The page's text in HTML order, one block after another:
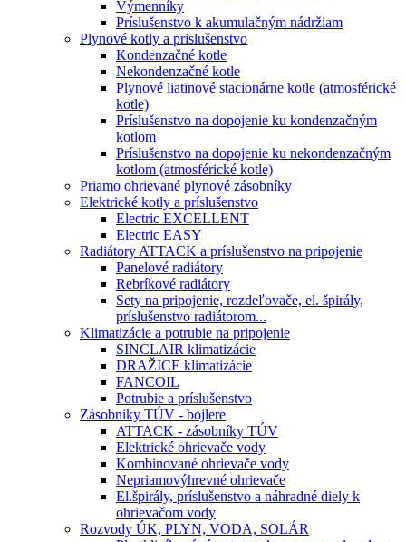
Výmenníky
Príslušenstvo k akumulačným nádržiam
Plynové kotly a prislušenstvo
Kondenzačné kotle
Nekondenzačné kotle
Plynové liatinové stacionárne kotle (atmosférické
kotle)
Príslušenstvo na dopojenie ku kondenzačným
kotlom
Príslušenstvo na dopojenie ku nekondenzačným
kotlom (atmosférické kotle)
Priamo ohrievané plynové zásobníky
Elektrické kotly a príslušenstvo
Electric EXCELLENT
Electric EASY
Radiátory ATTACK a príslušenstvo na pripojenie
Panelové radiátory
Rebríkové radiátory
Sety na pripojenie, rozdeľovače, el. špirály,
príslušenstvo radiátorom...
Klimatizácie a potrubie na pripojenie
SINCLAIR klimatizácie
DRAŽICE klimatizácie
FANCOIL
Potrubie a príslušenstvo
Zásobniky TÚV - bojlere
ATTACK - zásobníky TÚV
Elektrické ohrievače vody
Kombinované ohrievače vody
Nepriamovýhrevné ohrievače
El.špirály, príslušenstvo a náhradné diely k
ohrievačom vody
Rozvody ÚK, PLYN, VODA, SOLÁR